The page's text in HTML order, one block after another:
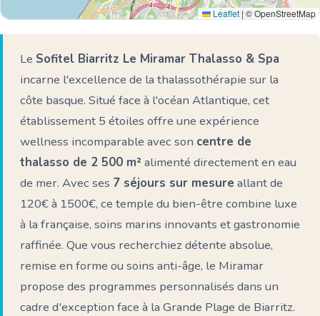
Leaflet |© OpenStreetMap
Le Sofitel Biarritz Le Miramar Thalasso & Spa
incarne l'excellence de la thalassothérapie sur la
côte basque. Situé face à l'océan Atlantique, cet
établissement 5 étoiles offre une expérience
wellness incomparable avec son centre de
thalasso de 2 500 m² alimenté directement en eau
de mer. Avec ses 7 séjours sur mesure allant de
120€ à 1500€, ce temple du bien-être combine luxe
à la française, soins marins innovants et gastronomie
raffinée. Que vous recherchiez détente absolue,
remise en forme ou soins anti-âge, le Miramar
propose des programmes personnalisés dans un
cadre d'exception face à la Grande Plage de Biarritz.